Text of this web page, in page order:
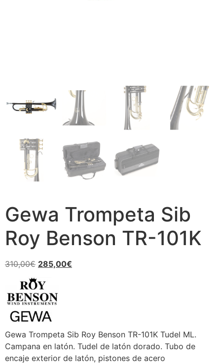
Gewa Trompeta Sib
Roy Benson TR-101K
310,00€ 285,00€
Gewa Trompeta Sib Roy Benson TR-101K Tudel ML.
Campana en latón. Tudel de latón dorado. Tubo de
encaje exterior de latón, pistones de acero